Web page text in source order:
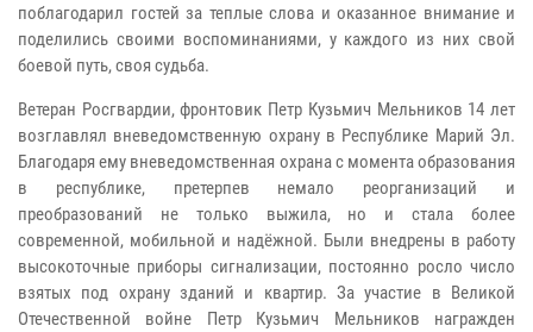
поблагодарил гостей за теплые слова и оказанное внимание и
поделились своими воспоминаниями, у каждого из них свой
боевой путь, своя судьба.
Ветеран Росгвардии, фронтовик Петр Кузьмич Мельников 14 лет
возглавлял вневедомственную охрану в Республике Марий Эл.
Благодаря ему вневедомственная охрана с момента образования
в республике, претерпев немало реорганизаций и
преобразований не только выжила, но и стала более
современной, мобильной и надёжной. Были внедрены в работу
высокоточные приборы сигнализации, постоянно росло число
взятых под охрану зданий и квартир. За участие в Великой
Отечественной войне Петр Кузьмич Мельников награжден